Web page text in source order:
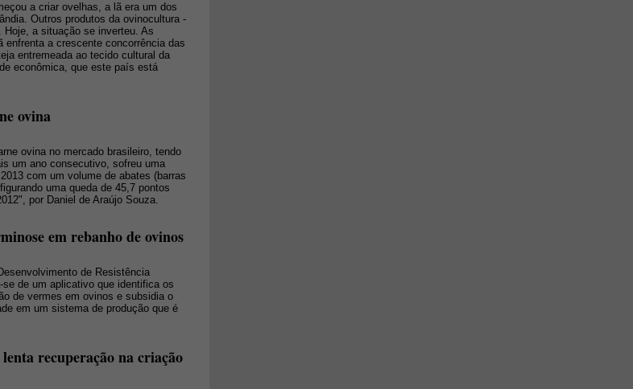
a criar ovelhas, a lã era um dos
Outros produtos da ovinocultura -
Hoje, a situação se inverteu. As
a crescente concorrência das
entremeada ao tecido cultural da
econômica, que este país está
ovina
ovina no mercado brasileiro, tendo
um ano consecutivo, sofreu uma
com um volume de abates (barras
uma queda de 45,7 pontos
por Daniel de Araújo Souza.
em rebanho de ovinos
de Resistência
de um aplicativo que identifica os
de vermes em ovinos e subsidia o
em um sistema de produção que é
recuperação na criação